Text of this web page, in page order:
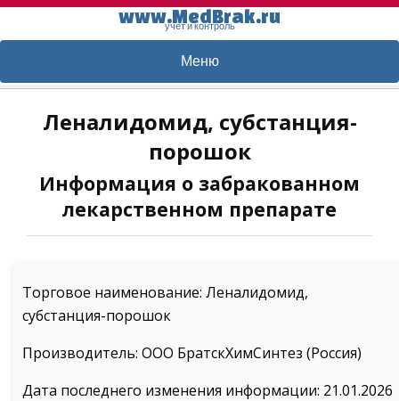
www.MedBrak.ru
учет и контроль
Меню
Леналидомид, субстанция-
порошок
Информация о забракованном
лекарственном препарате
Торговое наименование: Леналидомид,
субстанция-порошок
Производитель: ООО БратскХимСинтез (Россия)
Дата последнего изменения информации: 21.01.2026